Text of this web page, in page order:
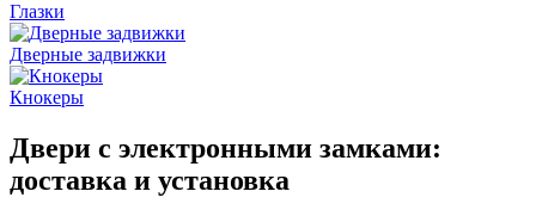
Глазки
Дверные задвижки
Кнокеры
Двери с электронными замками:
доставка и установка